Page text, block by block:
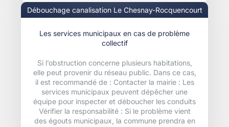
Débouchage canalisation Le Chesnay-Rocquencourt
Les services municipaux en cas de problème
collectif
Si l’obstruction concerne plusieurs habitations,
elle peut provenir du réseau public. Dans ce cas,
il est recommandé de : Contacter la mairie : Les
services municipaux peuvent dépêcher une
équipe pour inspecter et déboucher les conduits
Vérifier la responsabilité : Si le problème vient
des égouts municipaux, la commune prendra en